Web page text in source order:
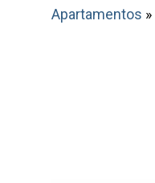
Apartamentos »